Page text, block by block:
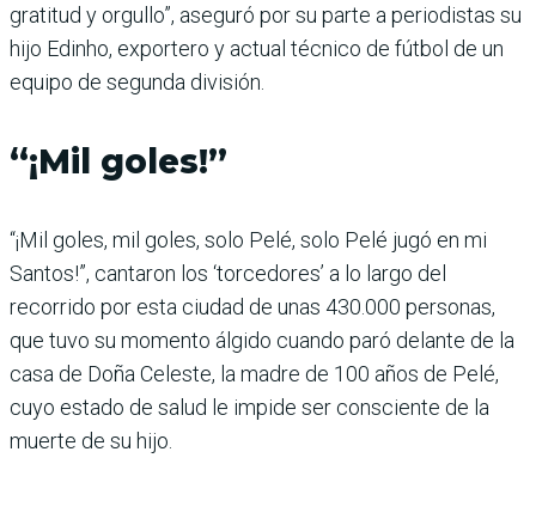
gratitud y orgullo”, aseguró por su parte a periodistas su
hijo Edinho, exportero y actual técnico de fútbol de un
equipo de segunda división.
“¡Mil goles!”
“¡Mil goles, mil goles, solo Pelé, solo Pelé jugó en mi
Santos!”, cantaron los ‘torcedores’ a lo largo del
recorrido por esta ciudad de unas 430.000 personas,
que tuvo su momento álgido cuando paró delante de la
casa de Doña Celeste, la madre de 100 años de Pelé,
cuyo estado de salud le impide ser consciente de la
muerte de su hijo.